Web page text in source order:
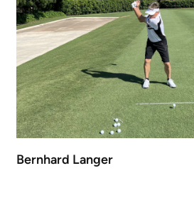
Bernhard Langer